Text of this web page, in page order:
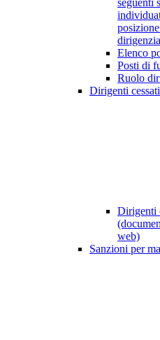
seguenti
Elenco
Posti di
Ruolo
Dirigenti cessati
Dirigenti
web)
Sanzioni per